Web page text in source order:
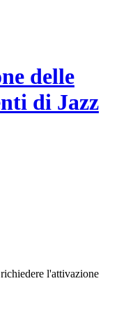
delle
di Jazz
l'attivazione